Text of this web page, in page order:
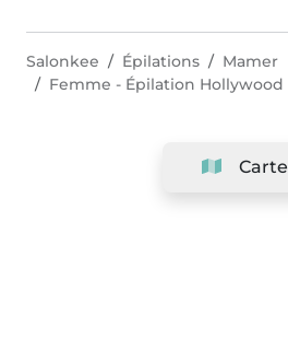
Carte
Salonkee Épilations
Mamer
Femme - Épilation Hollywood